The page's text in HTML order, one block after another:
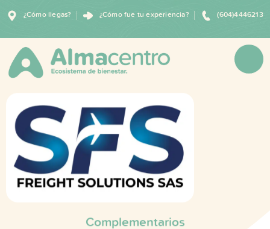
¿Cómo llegas? ¿Cómo fue tu experiencia? (604)4446213
Complementarios